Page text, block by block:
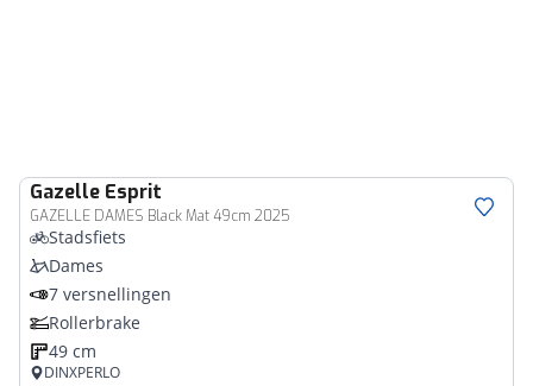
Gazelle Esprit
GAZELLE DAMES Black Mat 49cm 2025
Stadsfiets
Dames
7 versnellingen
Rollerbrake
49 cm
DINXPERLO